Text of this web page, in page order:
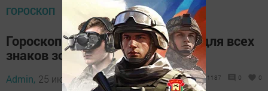
ГОРОСКОП
Гороскоп на 26 июля 2022 года для всех
знаков зодиака
Admin, 25 июля 2022 - 15:09 1187 0 0